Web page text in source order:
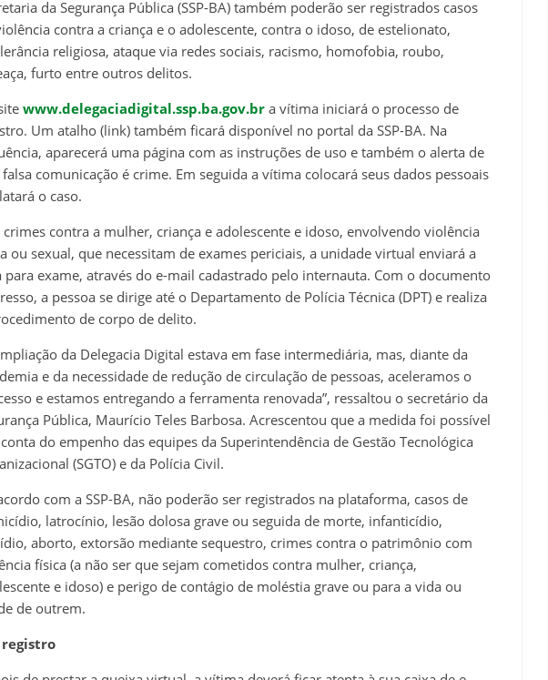
da Segurança Pública (SSP-BA) também poderão ser registrados casos
contra a criança e o adolescente, contra o idoso, de estelionato,
religiosa, ataque via redes sociais, racismo, homofobia, roubo,
furto entre outros delitos.
www.delegaciadigital.ssp.ba.gov.br a vítima iniciará o processo de
Um atalho (link) também ficará disponível no portal da SSP-BA. Na
aparecerá uma página com as instruções de uso e também o alerta de
comunicação é crime. Em seguida a vítima colocará seus dados pessoais
o caso.
crimes contra a mulher, criança e adolescente e idoso, envolvendo violência
ou sexual, que necessitam de exames periciais, a unidade virtual enviará a
para exame, através do e-mail cadastrado pelo internauta. Com o documento
a pessoa se dirige até o Departamento de Polícia Técnica (DPT) e realiza
de corpo de delito.
da Delegacia Digital estava em fase intermediária, mas, diante da
e da necessidade de redução de circulação de pessoas, aceleramos o
e estamos entregando a ferramenta renovada”, ressaltou o secretário da
Pública, Maurício Teles Barbosa. Acrescentou que a medida foi possível
do empenho das equipes da Superintendência de Gestão Tecnológica
(SGTO) e da Polícia Civil.
com a SSP-BA, não poderão ser registrados na plataforma, casos de
latrocínio, lesão dolosa grave ou seguida de morte, infanticídio,
aborto, extorsão mediante sequestro, crimes contra o patrimônio com
física (a não ser que sejam cometidos contra mulher, criança,
e idoso) e perigo de contágio de moléstia grave ou para a vida ou
de outrem.
registro